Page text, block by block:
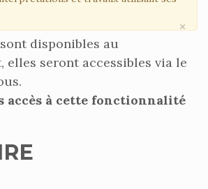
×
disponibles au
elles seront accessibles via le
accès à cette fonctionnalité